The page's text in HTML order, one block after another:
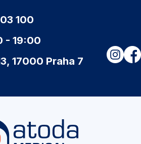
100
- 19:00
17000 Praha 7